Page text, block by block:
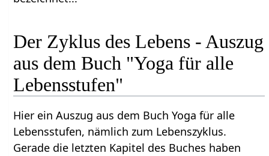
Der Zyklus des Lebens - Auszug
aus dem Buch "Yoga für alle
Lebensstufen"
Hier ein Auszug aus dem Buch Yoga für alle
Lebensstufen, nämlich zum Lebenszyklus.
Gerade die letzten Kapitel des Buches haben